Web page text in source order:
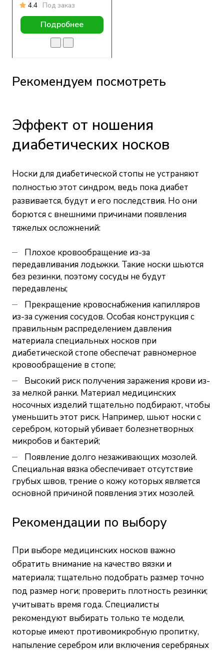
4.4 Под заказ
Подробнее
Рекомендуем посмотреть
Эффект от ношения
диабетических носков
Носки для диабетической стопы не устраняют
полностью этот синдром, ведь пока диабет
развивается, будут и его последствия. Но они
борются с внешними причинами появления
тяжелых осложнений:
Плохое кровообращение из-за
передавливания лодыжки. Такие носки шьются
без резинки, поэтому сосуды не будут
передавлены;
Прекращение кровоснабжения капилляров
из-за сужения сосудов. Особая конструкция с
правильным распределением давления
материала специальных носков при
диабетической стопе обеспечат равномерное
кровообращение в стопе;
Высокий риск получения заражения крови из-
за мелкой ранки. Материал медицинских
носочных изделий тщательно подбирают, чтобы
уменьшить этот риск. Например, шьют носки с
серебром, который убивает болезнетворных
микробов и бактерий;
Появление долго незаживающих мозолей.
Специальная вязка обеспечивает отсутствие
грубых швов, трение о кожу которых является
основной причиной появления этих мозолей.
Рекомендации по выбору
При выборе медицинских носков важно
обратить внимание на качество вязки и
материала; тщательно подобрать размер точно
под размер ноги; проверить плотность резинки;
учитывать время года. Специалисты
рекомендуют выбирать только те модели,
которые имеют противомикробную пропитку,
напыление серебром или включения серебряных